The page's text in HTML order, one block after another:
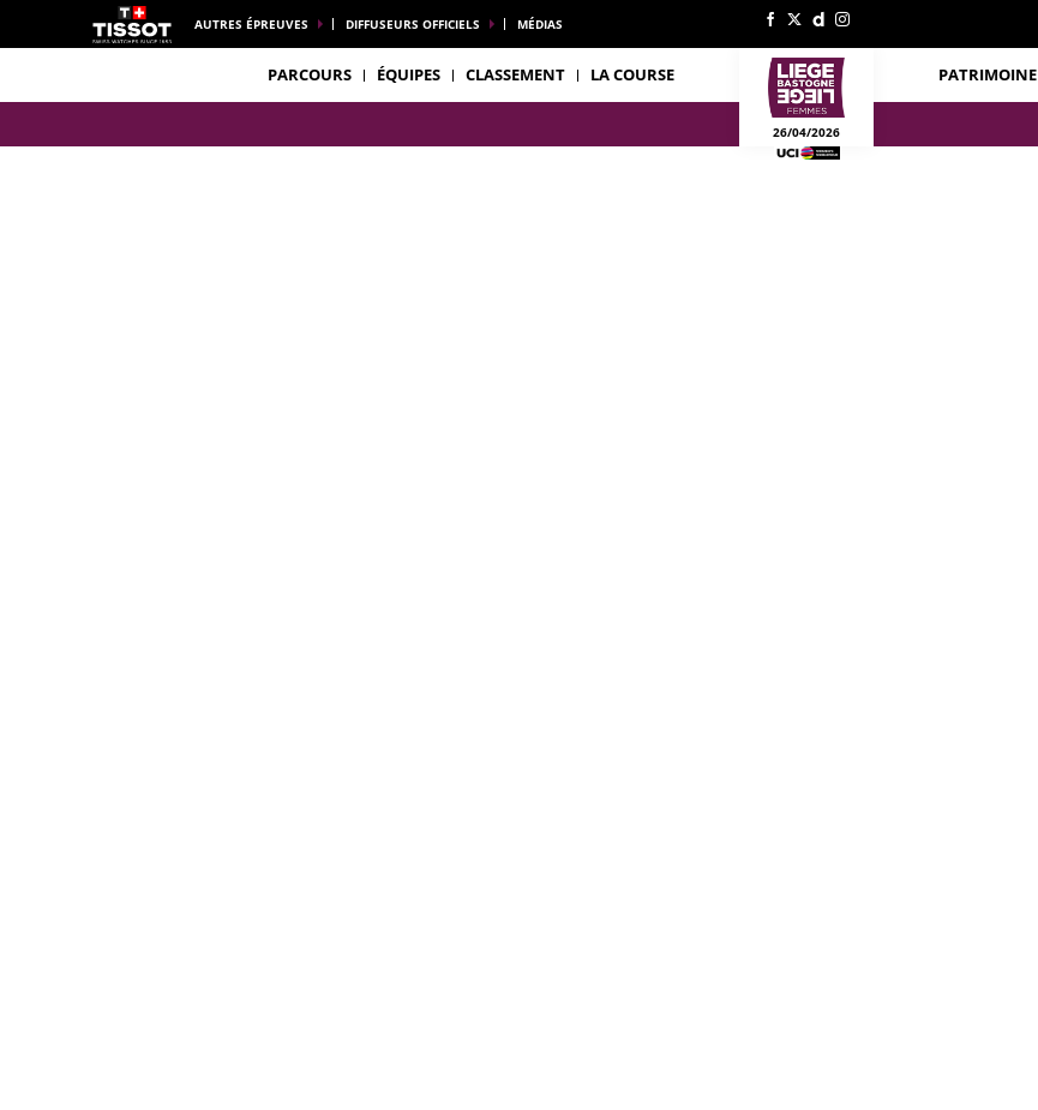
AUTRES ÉPREUVES DIFFUSEURS OFFICIELS MÉDIAS
PARCOURS ÉQUIPES CLASSEMENT LA COURSE
26/04/2026
PATRIMOINE